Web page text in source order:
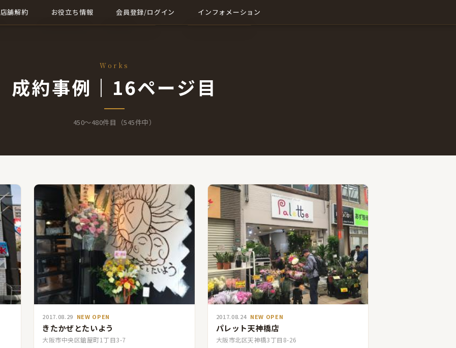
店舗解約 お役立ち情報 会員登録/ログイン インフォメーション
お問い合わせ
Works
成約事例｜16ページ目
450〜480件目（545件中）
2017.08.29 NEW OPEN
きたかぜとたいよう
大阪市中央区鎗屋町1丁目3-7
2017.08.24 NEW OPEN
パレット天神橋店
大阪市北区天神橋3丁目8-26